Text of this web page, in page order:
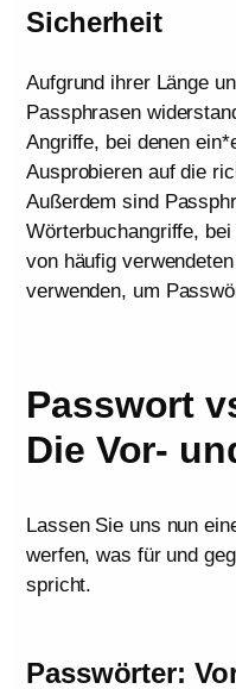
Sicherheit
Aufgrund ihrer Länge
Passphrasen
Angriffe, bei denen
Ausprobieren auf die
Außerdem sind
Wörterbuchangriffe,
von häufig
verwenden, um
Passwort
Die Vor-
Lassen Sie uns nun
werfen, was für und
spricht.
Passwörter: